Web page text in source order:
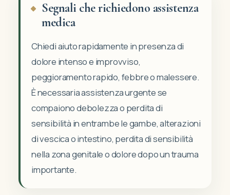
Segnali che richiedono assistenza
medica
Chiedi aiuto rapidamente in presenza di
dolore intenso e improvviso,
peggioramento rapido, febbre o malessere.
È necessaria assistenza urgente se
compaiono debolezza o perdita di
sensibilità in entrambe le gambe, alterazioni
di vescica o intestino, perdita di sensibilità
nella zona genitale o dolore dopo un trauma
importante.